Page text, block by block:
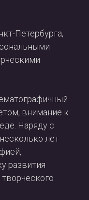
Петербурга,
внимание к
Наряду с
лет
развития